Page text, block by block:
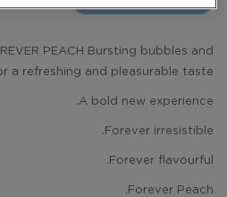
PEACH Bursting bubbles and
a refreshing and pleasurable taste.
A bold new experience.
Forever irresistible.
Forever flavourful.
Forever Peach.